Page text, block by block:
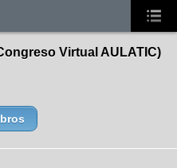
Virtual AULATIC)